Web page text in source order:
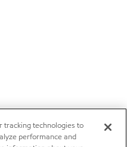
tracking technologies to
performance and